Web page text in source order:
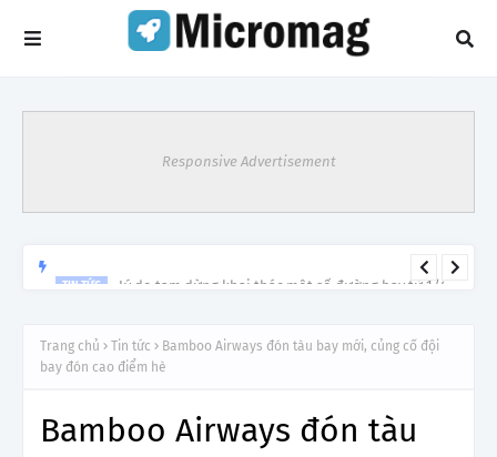
Responsive Advertisement
Lý do tạm dừng khai thác một số đường bay từ 1/4
Trang chủ Tin tức
Bamboo Airways đón tàu bay mới, củng cố đội
bay đón cao điểm hè
Bamboo Airways đón tàu